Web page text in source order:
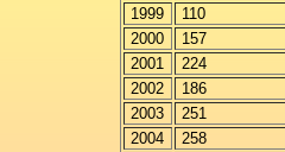
1999
110
2000
157
2001
224
2002
186
2003
251
2004
258